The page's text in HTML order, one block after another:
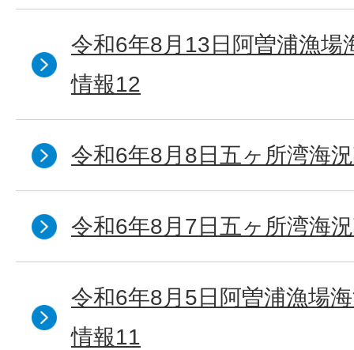
令和6年8月13日阿曽浦漁場
情報12
令和6年8月8日五ヶ所湾海
令和6年8月7日五ヶ所湾海
令和6年8月5日阿曽浦漁場
情報11